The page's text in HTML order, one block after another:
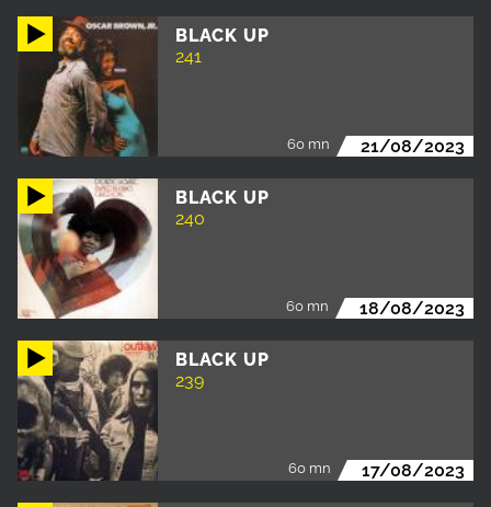
BLACK UP
241
60 mn 21/08/2023
BLACK UP
240
60 mn 18/08/2023
BLACK UP
239
60 mn 17/08/2023